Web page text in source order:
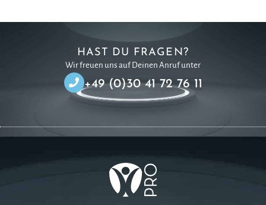
HAST DU FRAGEN?
Wir freuen uns auf Deinen Anruf unter
+49 (0)30 41 72 76 11